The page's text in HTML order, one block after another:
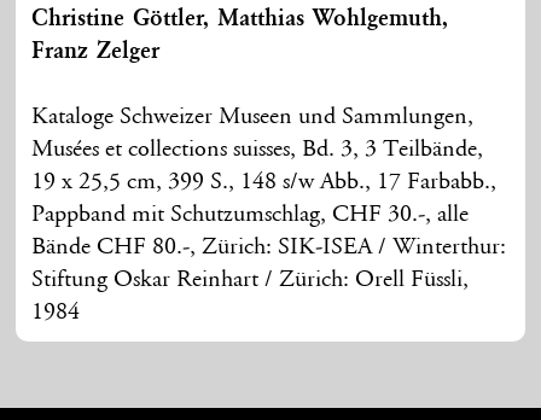
Christine Göttler, Matthias Wohlgemuth,
Franz Zelger
Kataloge Schweizer Museen und Sammlungen,
Musées et collections suisses, Bd. 3, 3 Teilbände,
19 x 25,5 cm, 399 S., 148 s/w Abb., 17 Farbabb.,
Pappband mit Schutzumschlag, CHF 30.-, alle
Bände CHF 80.-, Zürich: SIK-ISEA / Winterthur:
Stiftung Oskar Reinhart / Zürich: Orell Füssli,
1984